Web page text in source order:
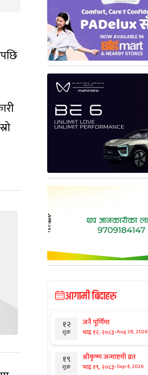
आगामी बिदाहरु
१२
शुक्र
जनै पूर्णिमा
भाद्र १२, २०८३-Aug 28, 2026
१९
शुक्र
श्रीकृष्ण जन्माष्टमी व्रत
भाद्र १९, २०८३-Sep 4, 2026